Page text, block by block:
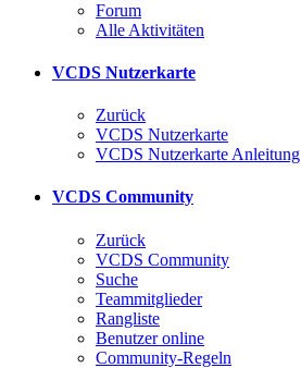
Forum
Alle Aktivitäten
VCDS Nutzerkarte
Zurück
VCDS Nutzerkarte
VCDS Nutzerkarte Anleitung
VCDS Community
Zurück
VCDS Community
Suche
Teammitglieder
Rangliste
Benutzer online
Community-Regeln